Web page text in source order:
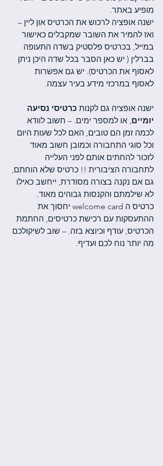
מופיע באתר.
ישנה אופציה לרכוש את הכרטיס און ליין –
ואז להמיר את השובר שמקבלים כאישור
במייל, בכרטיס פלסטיק בשדה התעופה
בברלין ( יש כאן הסבר בכל שדה היכן ניתן
לאסוף את הכרטיס). יש גם אפשרות
לאסוף במרכזי מידע בעיר עצמה.
ישנה אופציה גם לקנות כרטיסי נסיעה
יומיים, או למספר ימים. – חשוב לוודא
לכמה זמן הם טובים, האם לכל שעות היום
וכל סוגי התחבורה וכמובן חשוב מאוד
לזכור להחתים אותם לפני העלייה
לתחבורה הציבורית !! כרטיס שלא הוחתם,
גם אם נקנה בצורה מסודרת, ייחשב כאילו
לא שילמתם והקנסות גבוהים מאוד.
כרטיס ה welcome card יחסוך את
ההתעסקות עם רכישת כרטיסים, החתמת
הכרטיס, עודף וכיוצא בזה. – שוב לשיקולכם
מה יותר נוח לכם ועדיף.